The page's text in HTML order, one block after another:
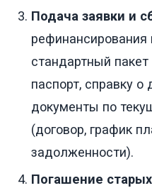
Подача заявки и
рефинансирования
стандартный
паспорт, справку о
документы по
(договор, график
задолженности).
Погашение